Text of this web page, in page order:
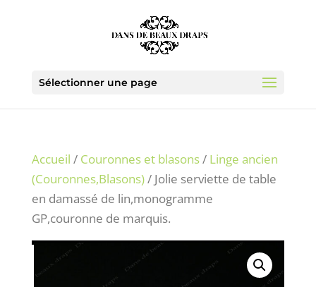
Sélectionner une page
Accueil / Couronnes et blasons/ Linge ancien
(Couronnes,Blasons)/ Jolie serviette de table
en damassé de lin,monogramme
GP,couronne de marquis.